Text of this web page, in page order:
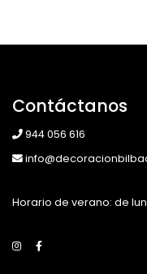
Contáctanos
944 056 616
Horario de verano: de